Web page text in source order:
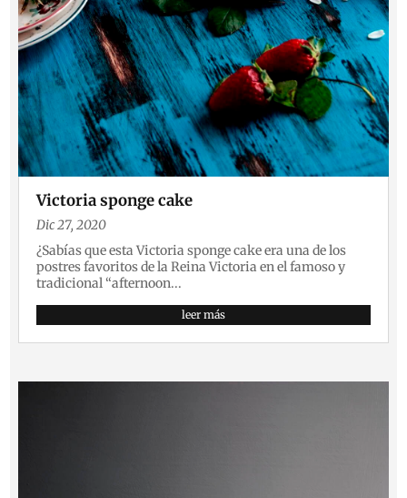
Victoria sponge cake
Dic 27, 2020
¿Sabías que esta Victoria sponge cake era una de los
postres favoritos de la Reina Victoria en el famoso y
tradicional “afternoon...
leer más